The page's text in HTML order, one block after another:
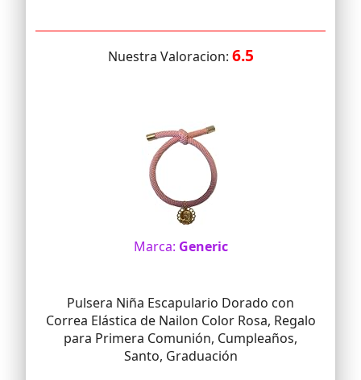
Nuestra Valoracion: 6.5
Marca: Generic
Pulsera Niña Escapulario Dorado con
Correa Elástica de Nailon Color Rosa, Regalo
para Primera Comunión, Cumpleaños,
Santo, Graduación